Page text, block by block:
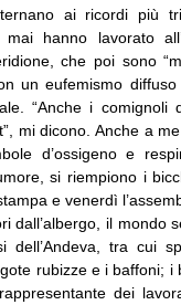
ai ricordi più
hanno lavorato
che poi sono
un eufemismo diffuso
“Anche i comignoli
mi dicono. Anche a
d’ossigeno e
si riempiono i
e venerdì
dall’albergo, il mondo
dell’Andeva, tra cui
rubizze e i baffoni; i
dei